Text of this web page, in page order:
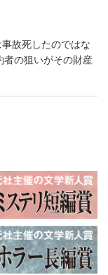
故死したのではな
者の狙いがその財産